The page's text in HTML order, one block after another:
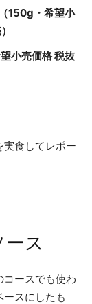
150g・希望小
小売価格 税抜
食してレポー
ス
コースでも使わ
スにしたも